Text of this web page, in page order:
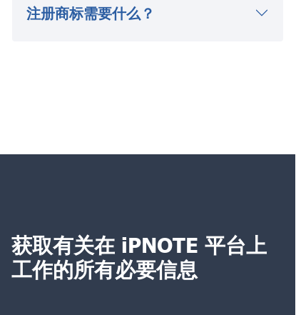
注册商标需要什么？
获取有关在 iPNOTE 平台上
工作的所有必要信息